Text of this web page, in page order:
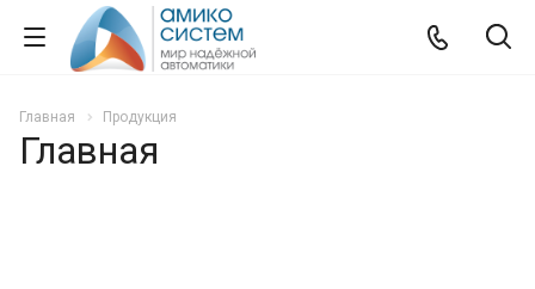
Главная Продукция
Главная